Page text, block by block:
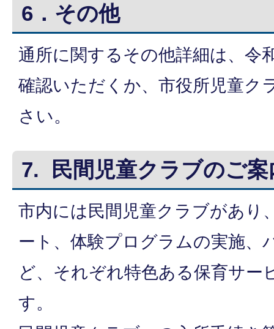
6．その他
通所に関するその他詳細は、令
確認いただくか、市役所児童ク
さい。
7. 民間児童クラブのご案
市内には民間児童クラブがあり
ート、体験プログラムの実施、
ど、それぞれ特色ある保育サー
す。